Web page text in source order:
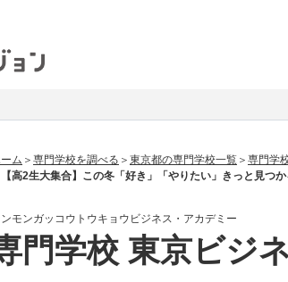
ム 専門学校を調べる 東京都の専門学校一覧 専門学
【高2生大集合】この冬「好き」「やりたい」きっと見つ
モンガッコウトウキョウビジネス・アカデミー
門学校 東京ビジ